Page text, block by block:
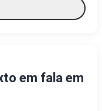
em fala em